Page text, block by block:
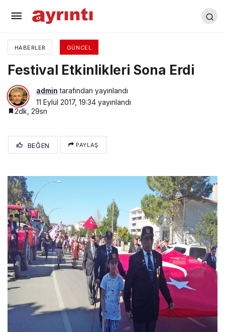
HABERLER GÜNCEL
Festival Etkinlikleri Sona Erdi
admin tarafından yayınlandı
11 Eylül 2017, 19:34 yayınlandı
2dk, 29sn
BEĞEN PAYLAŞ
CHP 94 Yaşında